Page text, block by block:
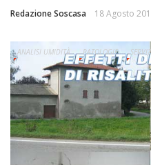
Redazione Soscasa 18 Agosto
ANALISI UMIDITÀ PATOLOGIE